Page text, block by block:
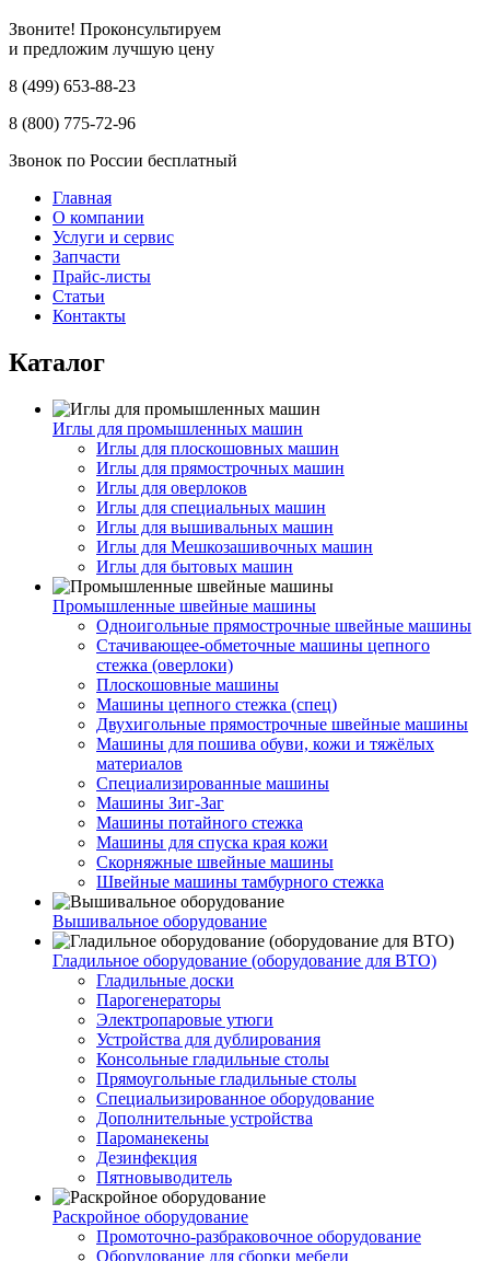
Звоните! Проконсультируем
и предложим лучшую цену
8 (499) 653-88-23
8 (800) 775-72-96
Звонок по России бесплатный
Главная
О компании
Услуги и сервис
Запчасти
Прайс-листы
Статьи
Контакты
Каталог
Иглы для промышленных машин
Иглы для плоскошовных машин
Иглы для прямострочных машин
Иглы для оверлоков
Иглы для специальных машин
Иглы для вышивальных машин
Иглы для Мешкозашивочных машин
Иглы для бытовых машин
Промышленные швейные машины
Одноигольные прямострочные швейные машины
Стачивающее-обметочные машины цепного
стежка (оверлоки)
Плоскошовные машины
Машины цепного стежка (спец)
Двухигольные прямострочные швейные машины
Машины для пошива обуви, кожи и тяжёлых
материалов
Специализированные машины
Машины Зиг-Заг
Машины потайного стежка
Машины для спуска края кожи
Скорняжные швейные машины
Швейные машины тамбурного стежка
Вышивальное оборудование
Гладильное оборудование (оборудование для ВТО)
Гладильные доски
Парогенераторы
Электропаровые утюги
Устройства для дублирования
Консольные гладильные столы
Прямоугольные гладильные столы
Специальизированное оборудование
Дополнительные устройства
Пароманекены
Дезинфекция
Пятновыводитель
Раскройное оборудование
Промоточно-разбраковочное оборудование
Оборудование для сборки мебели